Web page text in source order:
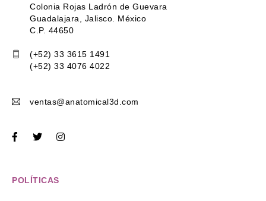
Colonia Rojas Ladrón de Guevara
Guadalajara, Jalisco. México
C.P. 44650
(+52) 33 3615 1491
(+52) 33 4076 4022
ventas@anatomical3d.com
POLÍTICAS